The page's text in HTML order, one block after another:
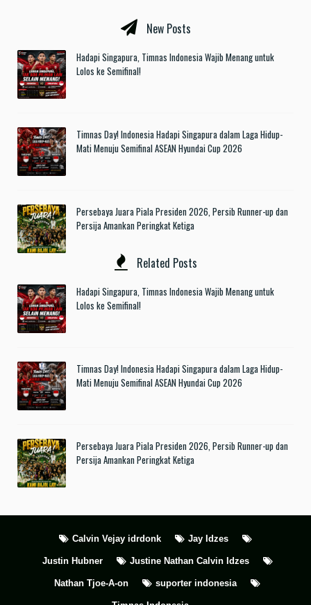
New Posts
Hadapi Singapura, Timnas Indonesia Wajib Menang untuk
Lolos ke Semifinal!
Timnas Day! Indonesia Hadapi Singapura dalam Laga Hidup-
Mati Menuju Semifinal ASEAN Hyundai Cup 2026
Persebaya Juara Piala Presiden 2026, Persib Runner-up dan
Persija Amankan Peringkat Ketiga
Related Posts
Hadapi Singapura, Timnas Indonesia Wajib Menang untuk
Lolos ke Semifinal!
Timnas Day! Indonesia Hadapi Singapura dalam Laga Hidup-
Mati Menuju Semifinal ASEAN Hyundai Cup 2026
Persebaya Juara Piala Presiden 2026, Persib Runner-up dan
Persija Amankan Peringkat Ketiga
Calvin Vejay idrdonk Jay Idzes
Justin Hubner Justine Nathan Calvin Idzes
Nathan Tjoe-A-on suporter indonesia